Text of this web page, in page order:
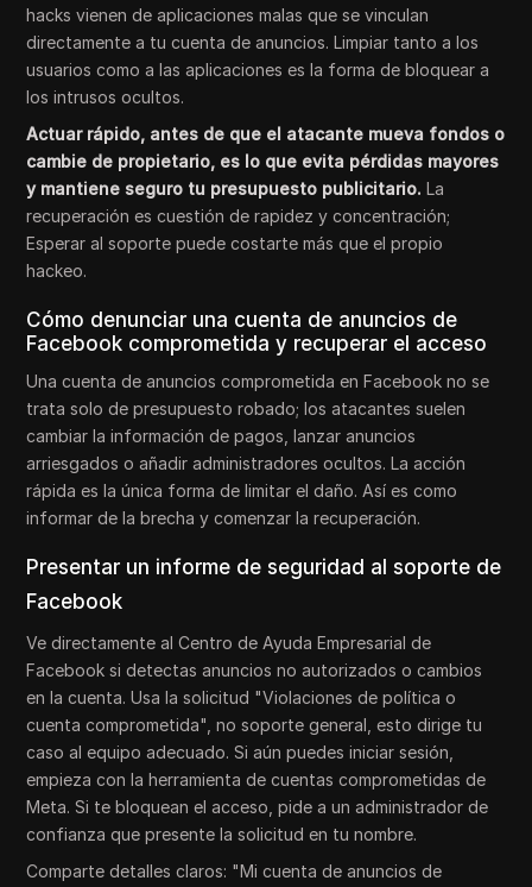
hacks vienen de aplicaciones malas que se vinculan
directamente a tu cuenta de anuncios. Limpiar tanto a los
usuarios como a las aplicaciones es la forma de bloquear a
los intrusos ocultos.
Actuar rápido, antes de que el atacante mueva fondos o
cambie de propietario, es lo que evita pérdidas mayores
y mantiene seguro tu presupuesto publicitario. La
recuperación es cuestión de rapidez y concentración;
Esperar al soporte puede costarte más que el propio
hackeo.
Cómo denunciar una cuenta de anuncios de
Facebook comprometida y recuperar el acceso
Una cuenta de anuncios comprometida en Facebook no se
trata solo de presupuesto robado; los atacantes suelen
cambiar la información de pagos, lanzar anuncios
arriesgados o añadir administradores ocultos. La acción
rápida es la única forma de limitar el daño. Así es como
informar de la brecha y comenzar la recuperación.
Presentar un informe de seguridad al soporte de
Facebook
Ve directamente al Centro de Ayuda Empresarial de
Facebook si detectas anuncios no autorizados o cambios
en la cuenta. Usa la solicitud "Violaciones de política o
cuenta comprometida", no soporte general, esto dirige tu
caso al equipo adecuado. Si aún puedes iniciar sesión,
empieza con la herramienta de cuentas comprometidas de
Meta. Si te bloquean el acceso, pide a un administrador de
confianza que presente la solicitud en tu nombre.
Comparte detalles claros: "Mi cuenta de anuncios de